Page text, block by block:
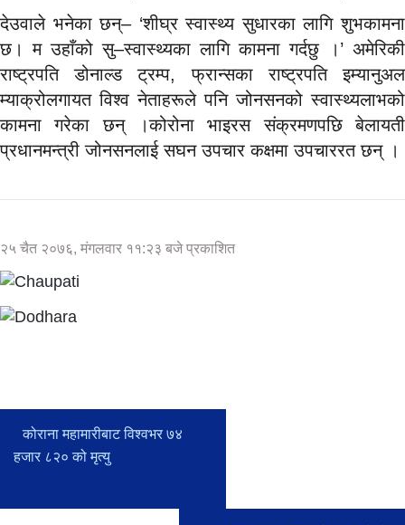
देउवाले भनेका छन्– ‘शीघ्र स्वास्थ्य सुधारका लागि शुभकामना
छ। म उहाँको सु–स्वास्थ्यका लागि कामना गर्दछु ।’ अमेरिकी
राष्ट्रपति डोनाल्ड ट्रम्प, फ्रान्सका राष्ट्रपति इम्यानुअल
म्याक्रोलगायत विश्व नेताहरूले पनि जोनसनको स्वास्थ्यलाभको
कामना गरेका छन् ।कोरोना भाइरस संक्रमणपछि बेलायती
प्रधानमन्त्री जोनसनलाई सघन उपचार कक्षमा उपचाररत छन् ।
२५ चैत २०७६, मंगलवार ११:२३ बजे प्रकाशित
कोराना महामारीबाट विश्वभर ७४
हजार ८२० को मृत्यु